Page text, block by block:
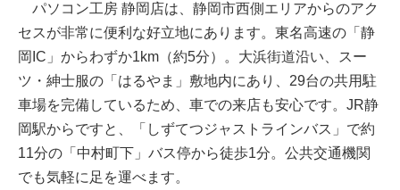
パソコン工房 静岡店は、静岡市西側エリアからのアク
セスが非常に便利な好立地にあります。東名高速の「静
岡IC」からわずか1km（約5分）。大浜街道沿い、スー
ツ・紳士服の「はるやま」敷地内にあり、29台の共用駐
車場を完備しているため、車での来店も安心です。JR静
岡駅からですと、「しずてつジャストラインバス」で約
11分の「中村町下」バス停から徒歩1分。公共交通機関
でも気軽に足を運べます。